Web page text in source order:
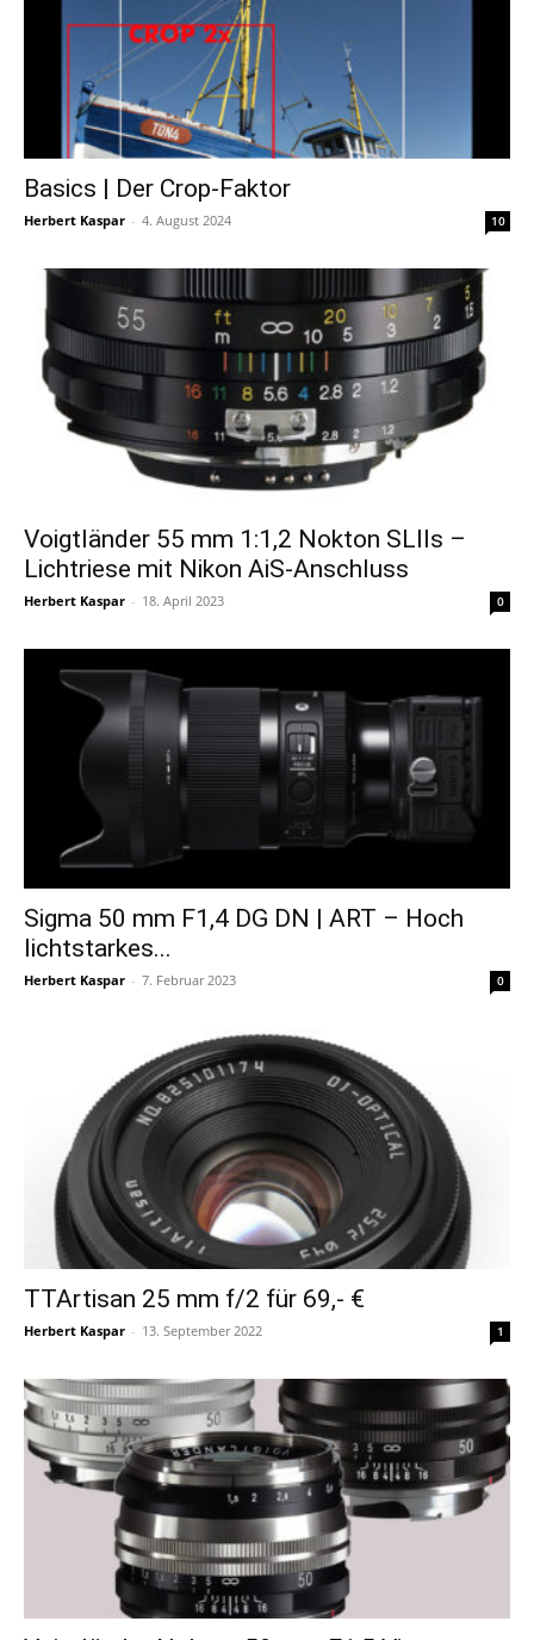
Basics | Der Crop-Faktor
Herbert Kaspar - 4. August 2024 10
Voigtländer 55 mm 1:1,2 Nokton SLIIs –
Lichtriese mit Nikon AiS-Anschluss
Herbert Kaspar - 18. April 2023 0
Sigma 50 mm F1,4 DG DN | ART – Hoch
lichtstarkes...
Herbert Kaspar - 7. Februar 2023 0
TTArtisan 25 mm f/2 für 69,- €
Herbert Kaspar - 13. September 2022 1